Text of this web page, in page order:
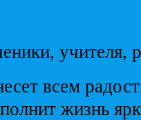
учителя,
всем
жизнь